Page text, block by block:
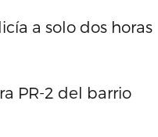
a solo dos horas
PR-2 del barrio